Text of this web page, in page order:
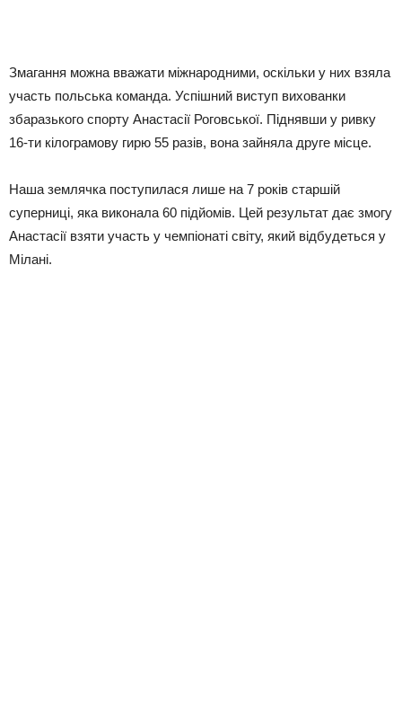
Змагання можна вважати міжнародними, оскільки у них взяла
участь польська команда. Успішний виступ вихованки
збаразького спорту Анастасії Роговської. Піднявши у ривку
16-ти кілограмову гирю 55 разів, вона зайняла друге місце.
Наша землячка поступилася лише на 7 років старшій
суперниці, яка виконала 60 підйомів. Цей результат дає змогу
Анастасії взяти участь у чемпіонаті світу, який відбудеться у
Мілані.